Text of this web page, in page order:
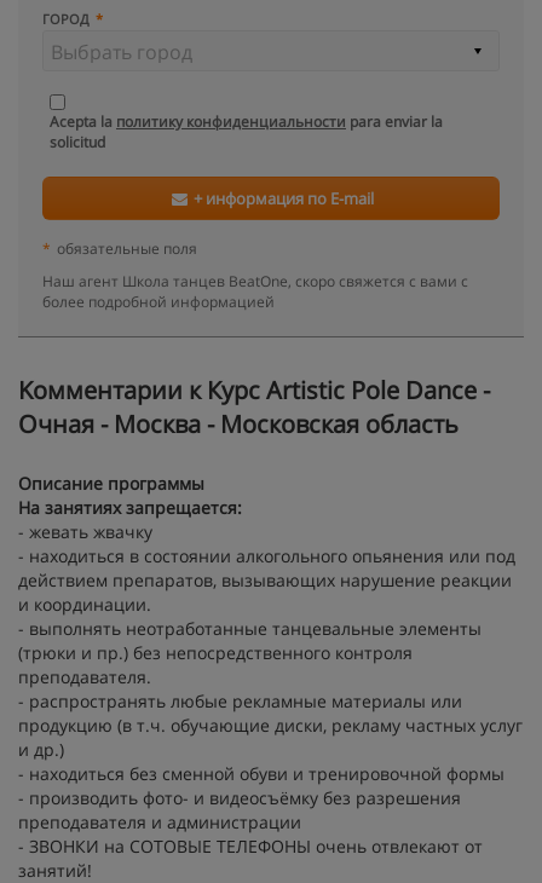
ГОРОД
Acepta la политику конфиденциальности para enviar la
solicitud
+ информация по E-mail
* обязательные поля
Наш агент Школа танцев BeatOne, скоро свяжется с вами с
более подробной информацией
Kомментарии к Курс Artistic Pole Dance -
Очная - Москва - Московская область
Описание программы
На занятиях запрещается:
- жевать жвачку
- находиться в состоянии алкогольного опьянения или под
действием препаратов, вызывающих нарушение реакции
и координации.
- выполнять неотработанные танцевальные элементы
(трюки и пр.) без непосредственного контроля
преподавателя.
- распространять любые рекламные материалы или
продукцию (в т.ч. обучающие диски, рекламу частных услуг
и др.)
- находиться без сменной обуви и тренировочной формы
- производить фото- и видеосъёмку без разрешения
преподавателя и администрации
- ЗВОНКИ на СОТОВЫЕ ТЕЛЕФОНЫ очень отвлекают от
занятий!